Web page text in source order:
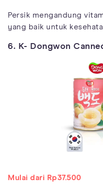
Persik mengandung
yang baik untuk
6. K- Dongwon
Mulai dari Rp37.500